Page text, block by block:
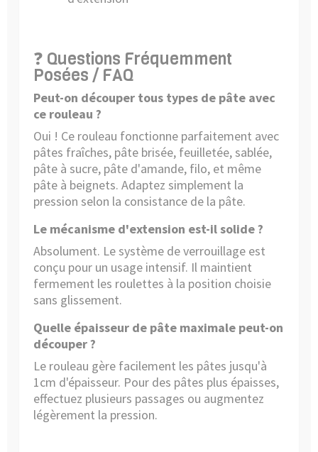
❓ Questions Fréquemment
Posées / FAQ
Peut-on découper tous types de pâte avec
ce rouleau ?
Oui ! Ce rouleau fonctionne parfaitement avec
pâtes fraîches, pâte brisée, feuilletée, sablée,
pâte à sucre, pâte d'amande, filo, et même
pâte à beignets. Adaptez simplement la
pression selon la consistance de la pâte.
Le mécanisme d'extension est-il solide ?
Absolument. Le système de verrouillage est
conçu pour un usage intensif. Il maintient
fermement les roulettes à la position choisie
sans glissement.
Quelle épaisseur de pâte maximale peut-on
découper ?
Le rouleau gère facilement les pâtes jusqu'à
1cm d'épaisseur. Pour des pâtes plus épaisses,
effectuez plusieurs passages ou augmentez
légèrement la pression.